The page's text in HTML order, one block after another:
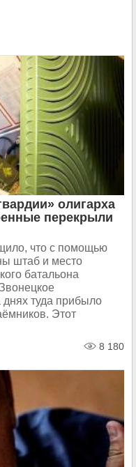
олигарха
перекрыли
что с помощью
штаб и место
батальона
туда прибыло
Этот
8 180